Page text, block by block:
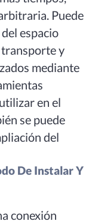
Puede
espacio
transporte y
mediante
en el
se puede
del
De Instalar Y
conexión